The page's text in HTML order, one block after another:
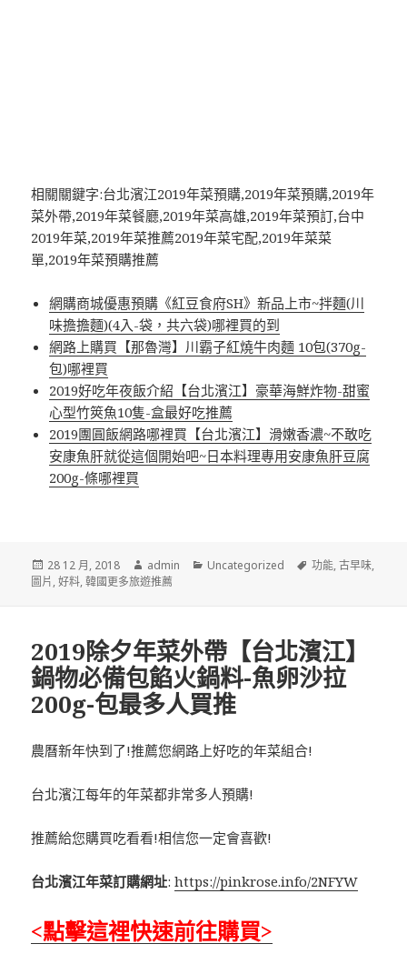
相關關鍵字:台北濱江2019年菜預購,2019年菜預購,2019年
菜外帶,2019年菜餐廳,2019年菜高雄,2019年菜預訂,台中
2019年菜,2019年菜推薦2019年菜宅配,2019年菜菜
單,2019年菜預購推薦
網購商城優惠預購《紅豆食府SH》新品上市~拌麵(川
味擔擔麵)(4入-袋，共六袋)哪裡買的到
網路上購買【那魯灣】川霸子紅燒牛肉麵 10包(370g-
包)哪裡買
2019好吃年夜飯介紹【台北濱江】豪華海鮮炸物-甜蜜
心型竹筴魚10隻-盒最好吃推薦
2019團圓飯網路哪裡買【台北濱江】滑嫩香濃~不敢吃
安康魚肝就從這個開始吧~日本料理專用安康魚肝豆腐
200g-條哪裡買
發
佈
28 12 月, 2018
作
者
admin
分
Uncategorized
標
功能,古早味,
圖片,好料,韓國更多旅遊推薦
2019除夕年菜外帶【台北濱江】
鍋物必備包餡火鍋料-魚卵沙拉
200g-包最多人買推
農曆新年快到了!推薦您網路上好吃的年菜組合!
台北濱江每年的年菜都非常多人預購!
推薦給您購買吃看看!相信您一定會喜歡!
台北濱江年菜訂購網址:https://pinkrose.info/2NFYW
<點擊這裡快速前往購買>